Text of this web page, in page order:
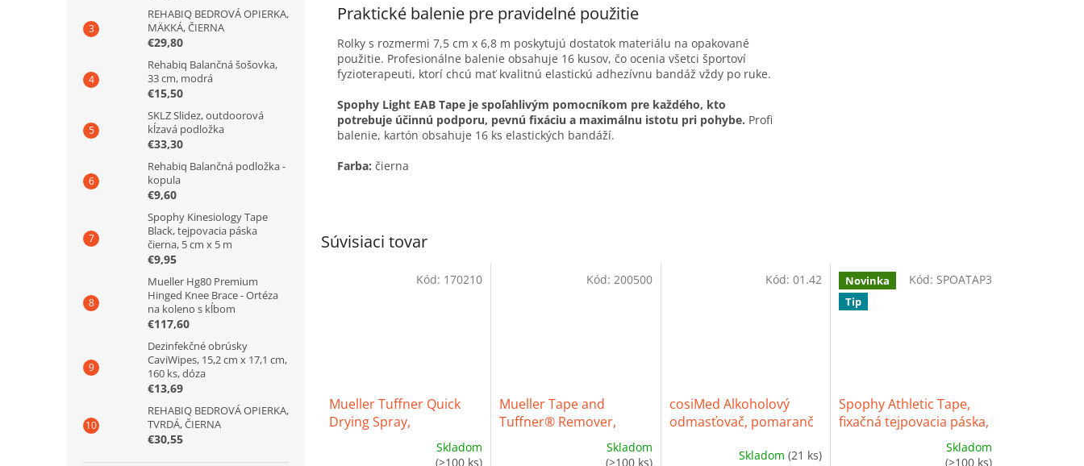
REHABIQ BEDROVÁ OPIERKA,
MÄKKÁ, ČIERNA
€29,80
Rehabiq Balančná šošovka,
33 cm, modrá
€15,50
SKLZ Slidez, outdoorová
kĺzavá podložka
€33,30
Rehabiq Balančná podložka -
kopula
€9,60
Spophy Kinesiology Tape
Black, tejpovacia páska
čierna, 5 cm x 5 m
€9,95
Mueller Hg80 Premium
Hinged Knee Brace - Ortéza
na koleno s kĺbom
€117,60
Dezinfekčné obrúsky
CaviWipes, 15,2 cm x 17,1 cm,
160 ks, dóza
€13,69
REHABIQ BEDROVÁ OPIERKA,
TVRDÁ, ČIERNA
€30,55
Súvisiaci tovar
Mueller Tuffner Quick
Drying Spray,
rýchloschnúce lepidlo,
Skladom
(>100 ks)
Kód: 170210
Mueller Tape and
Tuffner® Remover,
odstraňovač tejpov malý
Skladom
(>100 ks)
Kód: 200500
cosiMed Alkoholový
odmasťovač, pomaranč
Skladom(21 ks)
Kód:01.42
Novinka
Tip
Spophy Athletic Tape,
fixačná tejpovacia páska,
Skladom
(>100 ks)
Kód: SPOATAP3
Praktické balenie pre pravidelné použitie
Rolky s rozmermi 7,5 cm x 6,8 m poskytujú dostatok materiálu na opakované
použitie. Profesionálne balenie obsahuje 16 kusov, čo ocenia všetci športoví
fyzioterapeuti, ktorí chcú mať kvalitnú elastickú adhezívnu bandáž vždy po ruke.
Spophy Light EAB Tape je spoľahlivým pomocníkom pre každého, kto
potrebuje účinnú podporu, pevnú fixáciu a maximálnu istotu pri pohybe. Profi
balenie, kartón obsahuje 16 ks elastických bandáží.
Farba: čierna